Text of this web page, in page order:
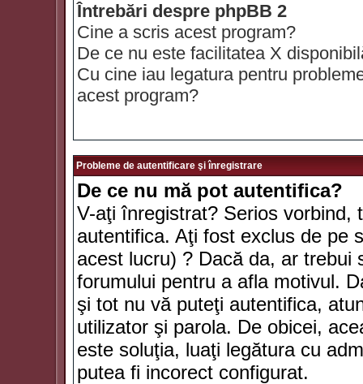
Întrebări despre phpBB 2
Cine a scris acest program?
De ce nu este facilitatea X
Cu cine iau legatura pentru
acest program?
Probleme de autentificare şi înregistrare
De ce nu mă pot autentifica?
V-aţi înregistrat? Serios vorbind,
autentifica. Aţi fost exclus de pe
acest lucru) ? Dacă da, ar trebui
forumului pentru a afla motivul.
şi tot nu vă puteţi autentifica,
utilizator şi parola. De obicei,
este soluţia, luaţi legătura cu
putea fi incorect configurat.